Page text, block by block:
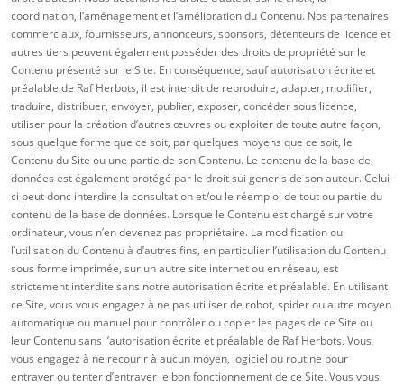
coordination, l’aménagement et l’amélioration du Contenu. Nos partenaires
commerciaux, fournisseurs, annonceurs, sponsors, détenteurs de licence et
autres tiers peuvent également posséder des droits de propriété sur le
Contenu présenté sur le Site. En conséquence, sauf autorisation écrite et
préalable de Raf Herbots, il est interdit de reproduire, adapter, modifier,
traduire, distribuer, envoyer, publier, exposer, concéder sous licence,
utiliser pour la création d’autres œuvres ou exploiter de toute autre façon,
sous quelque forme que ce soit, par quelques moyens que ce soit, le
Contenu du Site ou une partie de son Contenu. Le contenu de la base de
données est également protégé par le droit sui generis de son auteur. Celui-
ci peut donc interdire la consultation et/ou le réemploi de tout ou partie du
contenu de la base de données. Lorsque le Contenu est chargé sur votre
ordinateur, vous n’en devenez pas propriétaire. La modification ou
l’utilisation du Contenu à d’autres fins, en particulier l’utilisation du Contenu
sous forme imprimée, sur un autre site internet ou en réseau, est
strictement interdite sans notre autorisation écrite et préalable. En utilisant
ce Site, vous vous engagez à ne pas utiliser de robot, spider ou autre moyen
automatique ou manuel pour contrôler ou copier les pages de ce Site ou
leur Contenu sans l’autorisation écrite et préalable de Raf Herbots. Vous
vous engagez à ne recourir à aucun moyen, logiciel ou routine pour
entraver ou tenter d’entraver le bon fonctionnement de ce Site. Vous vous